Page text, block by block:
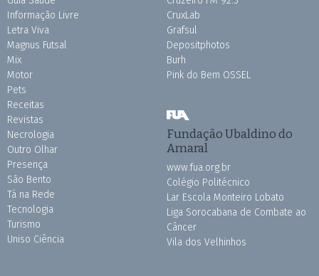
Informação Livre
Letra Viva
Magnus Futsal
Mix
Motor
Pets
Receitas
Revistas
Necrologia
Outro Olhar
Presença
São Bento
Tá na Rede
Tecnologia
Turismo
Uniso Ciência
CruxLab
Grafsul
Depositphotos
Burh
Pink do Bem OSSEL
Fundação Ubaldino do
Amaral
www.fua.org.br
Colégio Politécnico
Lar Escola Monteiro Lobato
Liga Sorocabana de Combate ao
Câncer
Vila dos Velhinhos